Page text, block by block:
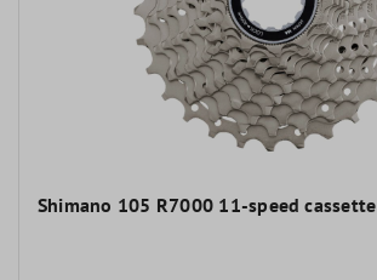
Shimano 105 R7000 11-speed cassette